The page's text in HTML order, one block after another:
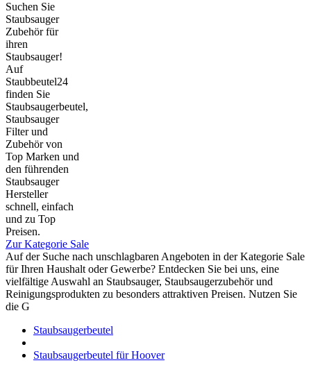
Suchen Sie
Staubsauger
Zubehör für
ihren
Staubsauger!
Auf
Staubbeutel24
finden Sie
Staubsaugerbeutel,
Staubsauger
Filter und
Zubehör von
Top Marken und
den führenden
Staubsauger
Hersteller
schnell, einfach
und zu Top
Preisen.
Zur Kategorie Sale
Auf der Suche nach unschlagbaren Angeboten in der Kategorie Sale
für Ihren Haushalt oder Gewerbe? Entdecken Sie bei uns, eine
vielfältige Auswahl an Staubsauger, Staubsaugerzubehör und
Reinigungsprodukten zu besonders attraktiven Preisen. Nutzen Sie
die G
Staubsaugerbeutel
Staubsaugerbeutel für Hoover